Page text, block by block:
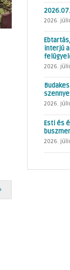
2026.
interjú
2026.
2026.
Esti és
2026.